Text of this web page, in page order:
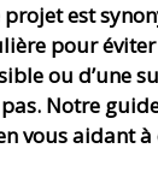
projet est
pour éviter
ou d’une
Notre
vous aidant